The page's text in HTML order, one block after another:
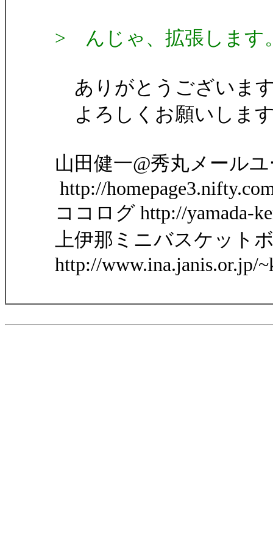
> んじゃ、拡張します
ありがとうございま
よろしくお願いしま
山田健一@秀丸メール
http://
ココログ http://yamada-
上伊那ミニバスケット
http://www.ina.janis.or.jp/